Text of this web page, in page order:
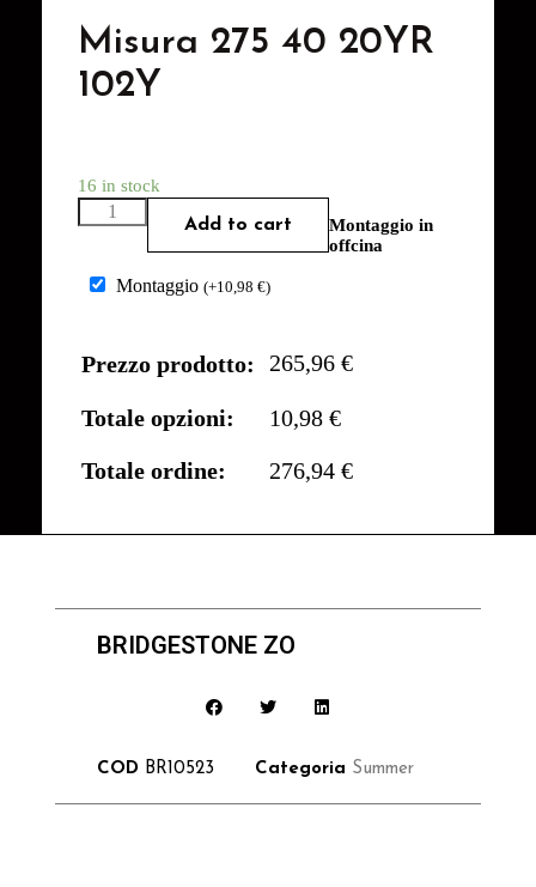
Misura 275 40 20YR
102Y
16 in stock
Add to cart
Montaggio in
offcina
Montaggio (+10,98 €)
Prezzo prodotto: 265,96 €
Totale opzioni:
10,98 €
Totale ordine:
276,94 €
BRIDGESTONE ZO
COD BR10523 Categoria Summer